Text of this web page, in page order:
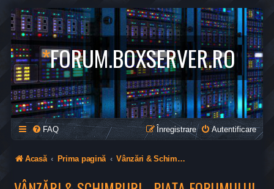
*FORUM.BOXSERVER.RO
FAQ Autentificare
Înregistrare
Acasă Prima pagină Vânzări & Schimburi - Piața Forumului